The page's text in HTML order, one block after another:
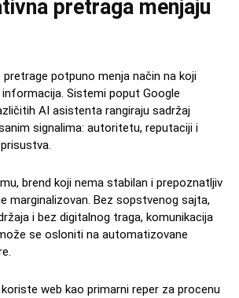
pretraga menjaju
pretrage potpuno menja način na koji
Sistemi poput Google
AI asistenta rangiraju sadržaj
signalima: autoritetu, reputaciji i
brend koji nema stabilan i prepoznatljiv
marginalizovan. Bez sopstvenog sajta,
i bez digitalnog traga, komunikacija
se osloniti na automatizovane
koriste web kao primarni reper za procenu